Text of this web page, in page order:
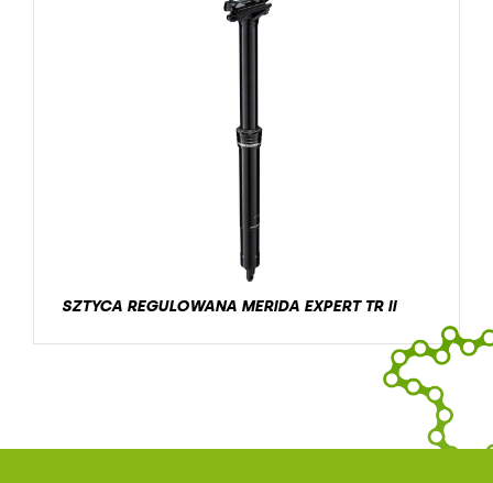
SZTYCA REGULOWANA MERIDA EXPERT TR II